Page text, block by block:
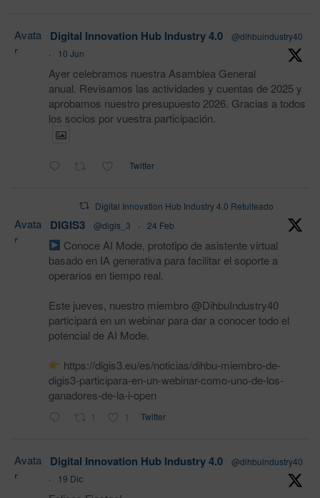
Avata
r
Digital Innovation Hub Industry 4.0
@dihbuindustry40
·
10 Jun
Ayer celebramos nuestra Asamblea General
anual. Revisamos las actividades y cuentas de 2025 y
aprobamos nuestro presupuesto 2026. Gracias a todos
los socios por vuestra participación.
Twitter
Digital Innovation Hub Industry 4.0 Retuiteado
Avata
r
DIGIS3 @digis_3 · 24 Feb
Conoce AI Mode, prototipo de asistente virtual
basado en IA generativa para facilitar el soporte a
operarios en tiempo real.
Este jueves, nuestro miembro @DihbuIndustry40
participará en un webinar para dar a conocer todo el
potencial de AI Mode.
https://digis3.eu/es/noticias/dihbu-miembro-de-
digis3-participara-en-un-webinar-como-uno-de-los-
ganadores-de-la-i-open
1 1 Twitter
Avata
r
Digital Innovation Hub Industry 4.0
@dihbuindustry40
·
19 Dic